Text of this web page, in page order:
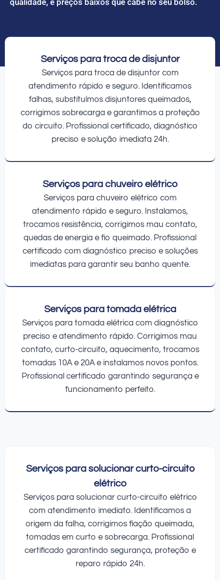
Serviços para troca de disjuntor
Serviços para troca de disjuntor com
atendimento rápido e seguro. Identificamos
falhas, substituímos disjuntores queimados,
corrigimos sobrecarga e garantimos a proteção
do circuito. Profissional certificado, diagnóstico
preciso e solução imediata 24h.
Serviços para chuveiro elétrico
Serviços para chuveiro elétrico com
atendimento rápido e seguro. Instalamos,
trocamos resistência, corrigimos mau contato,
quedas de energia e fio queimado. Profissional
certificado com diagnóstico preciso e soluções
imediatas para garantir seu banho quente.
Serviços para tomada elétrica
Serviços para tomada elétrica com diagnóstico
preciso e atendimento rápido. Corrigimos mau
contato, curto-circuito, aquecimento, trocamos
tomadas 10A e 20A e instalamos novos pontos.
Profissional certificado garantindo segurança e
funcionamento perfeito.
Serviços para solucionar curto-circuito
elétrico
Serviços para solucionar curto-circuito elétrico
com atendimento imediato. Identificamos a
origem da falha, corrigimos fiação queimada,
tomadas em curto e sobrecarga. Profissional
certificado garantindo segurança, proteção e
reparo rápido 24h.